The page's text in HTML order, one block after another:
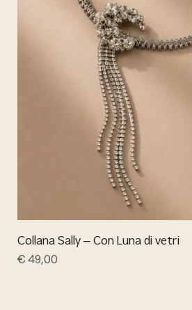
Collana Sally – Con Luna di vetri
€49,00